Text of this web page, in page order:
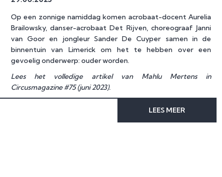
Op een zonnige namiddag komen acrobaat-docent Aurelia
Brailowsky, danser-acrobaat Det Rijven, choreograaf Janni
van Goor en jongleur Sander De Cuyper samen in de
binnentuin van Limerick om het te hebben over een
gevoelig onderwerp: ouder worden.
Lees het volledige artikel van Mahlu Mertens in
Circusmagazine #75(juni 2023).
LEES MEER